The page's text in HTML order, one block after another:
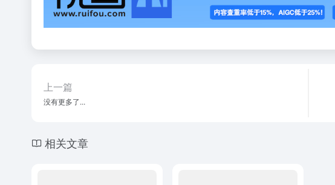
上一篇
没有更多了...
相关文章